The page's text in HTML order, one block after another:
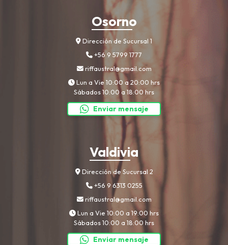
Osorno
Dirección de Sucursal 1
+56 9 5799 1777
riffaustral@gmail.com
Lun a Vie 10:00 a 20:00 hrs
Sábados 10:00 a 18:00 hrs
Enviar mensaje
Valdivia
Dirección de Sucursal 2
+56 9 6313 0255
riffaustral@gmail.com
Lun a Vie 10:00 a 19:00 hrs
Sábados 10:00 a 18:00 hrs
Enviar mensaje